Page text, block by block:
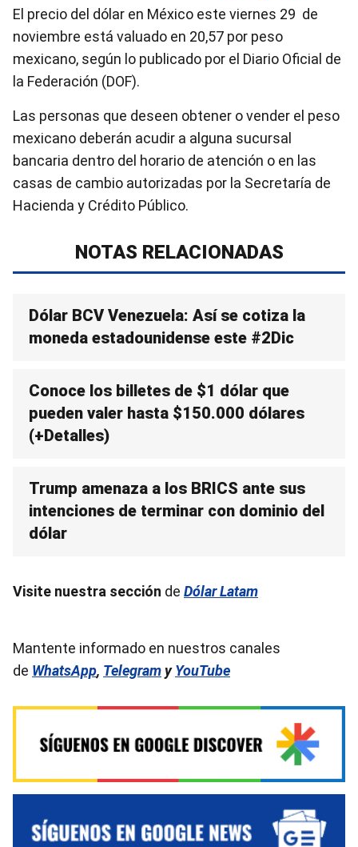
El precio del dólar en México este viernes 29 de
noviembre está valuado en 20,57 por peso
mexicano, según lo publicado por el Diario Oficial de
la Federación (DOF).
Las personas que deseen obtener o vender el peso
mexicano deberán acudir a alguna sucursal
bancaria dentro del horario de atención o en las
casas de cambio autorizadas por la Secretaría de
Hacienda y Crédito Público.
NOTAS RELACIONADAS
Dólar BCV Venezuela: Así se cotiza la
moneda estadounidense este #2Dic
Conoce los billetes de $1 dólar que
pueden valer hasta $150.000 dólares
(+Detalles)
Trump amenaza a los BRICS ante sus
intenciones de terminar con dominio del
dólar
Visite nuestra sección de Dólar Latam
Mantente informado en nuestros canales
de WhatsApp, TelegramyYouTube